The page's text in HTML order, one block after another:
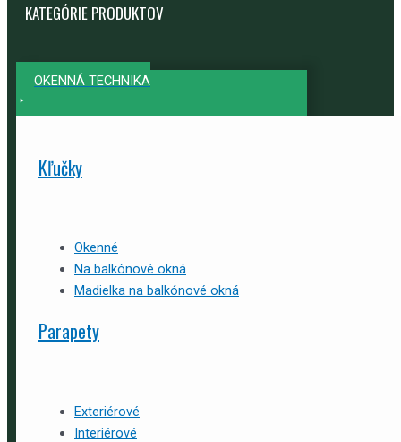
KATEGÓRIE PRODUKTOV
OKENNÁ TECHNIKA
Kľučky
Okenné
Na balkónové okná
Madielka na balkónové okná
Parapety
Exteriérové
Interiérové